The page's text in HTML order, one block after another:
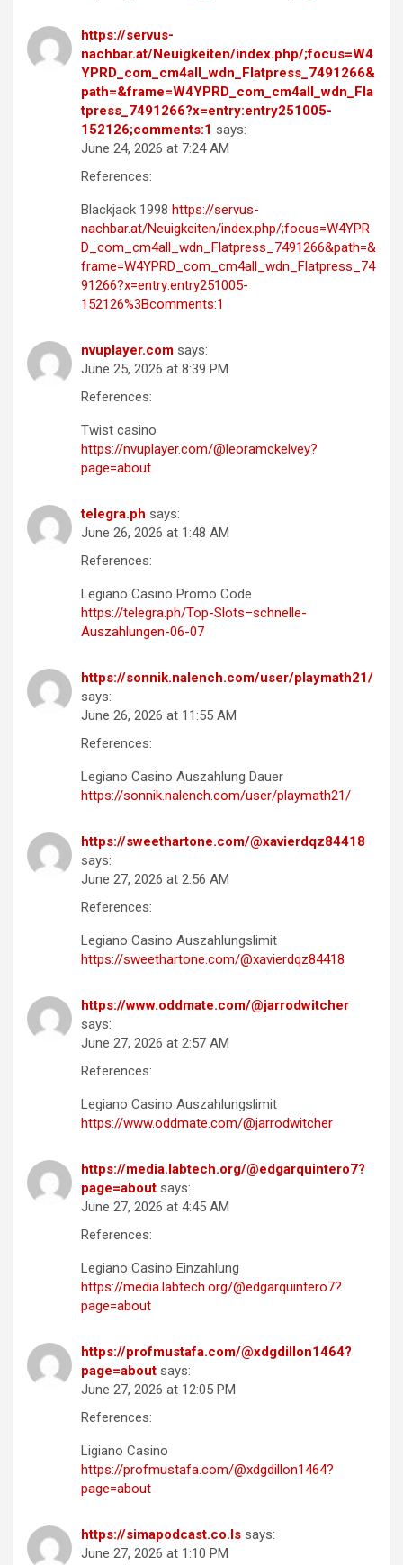
https://servus-
nachbar.at/Neuigkeiten/index.php/;focus=W4
YPRD_com_cm4all_wdn_Flatpress_7491266&
path=&frame=W4YPRD_com_cm4all_wdn_Fla
tpress_7491266?x=entry:entry251005-
152126;comments:1 says:
June 24, 2026 at 7:24 AM
References:
Blackjack 1998 https://servus-
nachbar.at/Neuigkeiten/index.php/;focus=W4YPR
D_com_cm4all_wdn_Flatpress_7491266&path=&
frame=W4YPRD_com_cm4all_wdn_Flatpress_74
91266?x=entry:entry251005-
152126%3Bcomments:1
nvuplayer.com says:
June 25, 2026 at 8:39 PM
References:
Twist casino
https://nvuplayer.com/@leoramckelvey?
page=about
telegra.ph says:
June 26, 2026 at 1:48 AM
References:
Legiano Casino Promo Code
https://telegra.ph/Top-Slots–schnelle-
Auszahlungen-06-07
https://sonnik.nalench.com/user/playmath21/
says:
June 26, 2026 at 11:55 AM
References:
Legiano Casino Auszahlung Dauer
https://sonnik.nalench.com/user/playmath21/
https://sweethartone.com/@xavierdqz84418
says:
June 27, 2026 at 2:56 AM
References:
Legiano Casino Auszahlungslimit
https://sweethartone.com/@xavierdqz84418
https://www.oddmate.com/@jarrodwitcher
says:
June 27, 2026 at 2:57 AM
References:
Legiano Casino Auszahlungslimit
https://www.oddmate.com/@jarrodwitcher
https://media.labtech.org/@edgarquintero7?
page=about says:
June 27, 2026 at 4:45 AM
References:
Legiano Casino Einzahlung
https://media.labtech.org/@edgarquintero7?
page=about
https://profmustafa.com/@xdgdillon1464?
page=about says:
June 27, 2026 at 12:05 PM
References:
Ligiano Casino
https://profmustafa.com/@xdgdillon1464?
page=about
https://simapodcast.co.ls says:
June 27, 2026 at 1:10 PM